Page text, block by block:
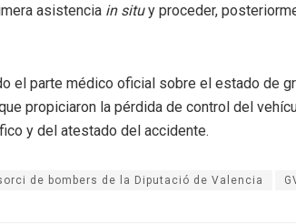
asistencia in situy proceder,
el parte médico oficial sobre el estado de
propiciaron la pérdida de control del
y del atestado del accidente.
de bombers de la Diputació de Valencia